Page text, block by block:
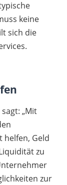
keine
sich die
„Mit
Geld
zu
zur